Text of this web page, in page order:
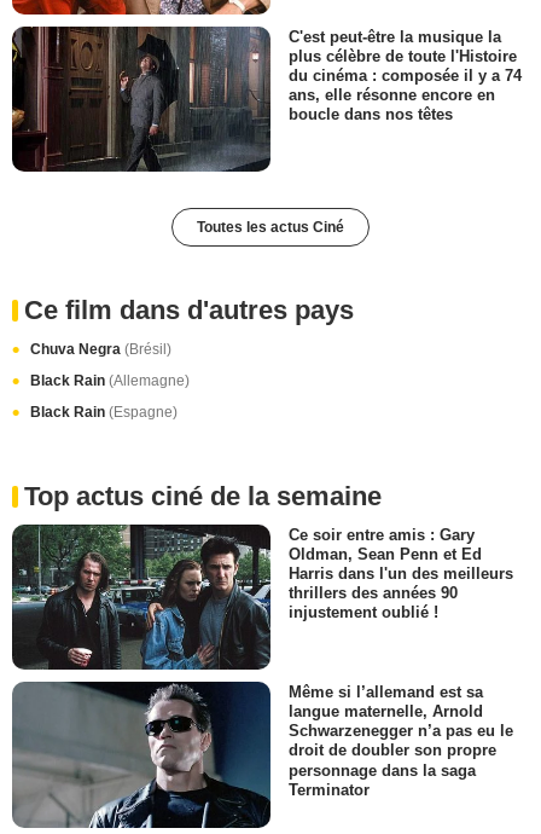
C'est peut-être la musique la
plus célèbre de toute l'Histoire
du cinéma : composée il y a 74
ans, elle résonne encore en
boucle dans nos têtes
Toutes les actus Ciné
Ce film dans d'autres pays
Chuva Negra (Brésil)
Black Rain (Allemagne)
Black Rain (Espagne)
Top actus ciné de la semaine
Ce soir entre amis : Gary
Oldman, Sean Penn et Ed
Harris dans l'un des meilleurs
thrillers des années 90
injustement oublié !
Même si l’allemand est sa
langue maternelle, Arnold
Schwarzenegger n’a pas eu le
droit de doubler son propre
personnage dans la saga
Terminator